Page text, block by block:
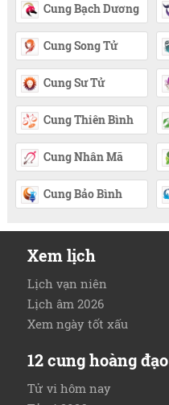
Cung Bạch Dương
Cung Song Tử
Cung Sư Tử
Cung Thiên Bình
Cung Nhân Mã
Cung Bảo Bình
Xem lịch
Lịch vạn niên
Lịch âm 2026
Xem ngày tốt xấu
12 cung hoàng đạo
Tử vi hôm nay